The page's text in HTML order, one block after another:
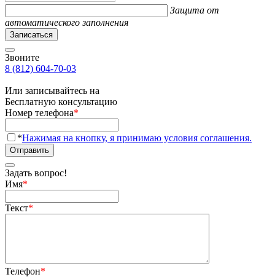
Защита от
автоматического заполнения
Записаться
Звоните
8 (812) 604-70-03
Или записывайтесь на
Бесплатную консультацию
Номер телефона*
*Нажимая на кнопку, я принимаю условия соглашения.
Отправить
Задать вопрос!
Имя*
Текст*
Телефон*